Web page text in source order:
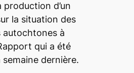
production d’un
la situation des
autochtones à
qui a été
semaine dernière.